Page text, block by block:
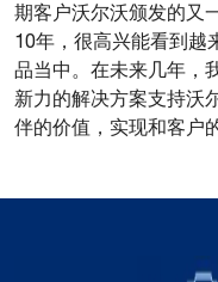
期客户沃尔沃颁发的又
10年，很高兴能看到越
品当中。在未来几年，
新力的解决方案支持沃
伴的价值，实现和客户